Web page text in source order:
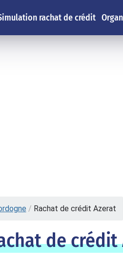
rachat de crédit
/ Rachat de crédit Azerat
de crédit